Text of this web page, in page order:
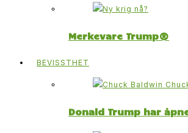
Merkevare Trump®
BEVISSTHET
Donald Trump har